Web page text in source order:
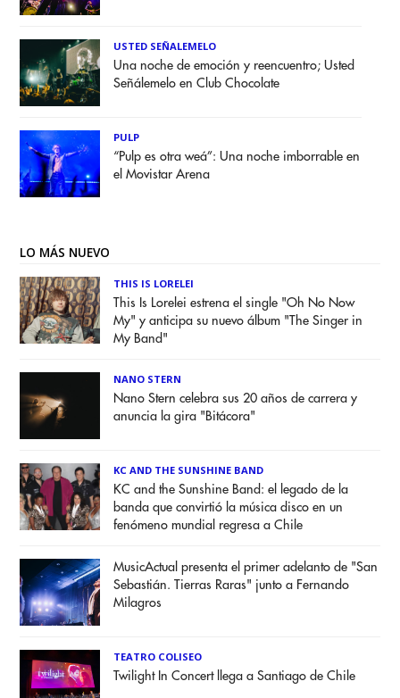
USTED SEÑALEMELO
Una noche de emoción y reencuentro; Usted
Señálemelo en Club Chocolate
PULP
“Pulp es otra weá”: Una noche imborrable en
el Movistar Arena
LO MÁS NUEVO
THIS IS LORELEI
This Is Lorelei estrena el single "Oh No Now
My" y anticipa su nuevo álbum "The Singer in
My Band"
NANO STERN
Nano Stern celebra sus 20 años de carrera y
anuncia la gira "Bitácora"
KC AND THE SUNSHINE BAND
KC and the Sunshine Band: el legado de la
banda que convirtió la música disco en un
fenómeno mundial regresa a Chile
MusicActual presenta el primer adelanto de "San
Sebastián. Tierras Raras" junto a Fernando
Milagros
TEATRO COLISEO
Twilight In Concert llega a Santiago de Chile